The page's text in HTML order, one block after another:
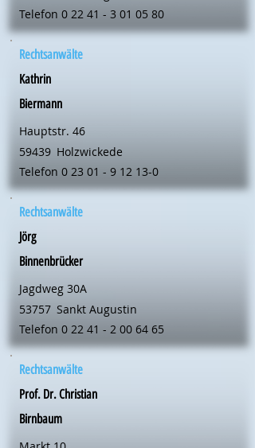
Telefon 0 22 41 - 3 01 05 80
Rechtsanwälte
Kathrin
Biermann
Hauptstr. 46
59439 Holzwickede
Telefon 0 23 01 - 9 12 13-0
Rechtsanwälte
Jörg
Binnenbrücker
Jagdweg 30A
53757 Sankt Augustin
Telefon 0 22 41 - 2 00 64 65
Rechtsanwälte
Prof. Dr. Christian
Birnbaum